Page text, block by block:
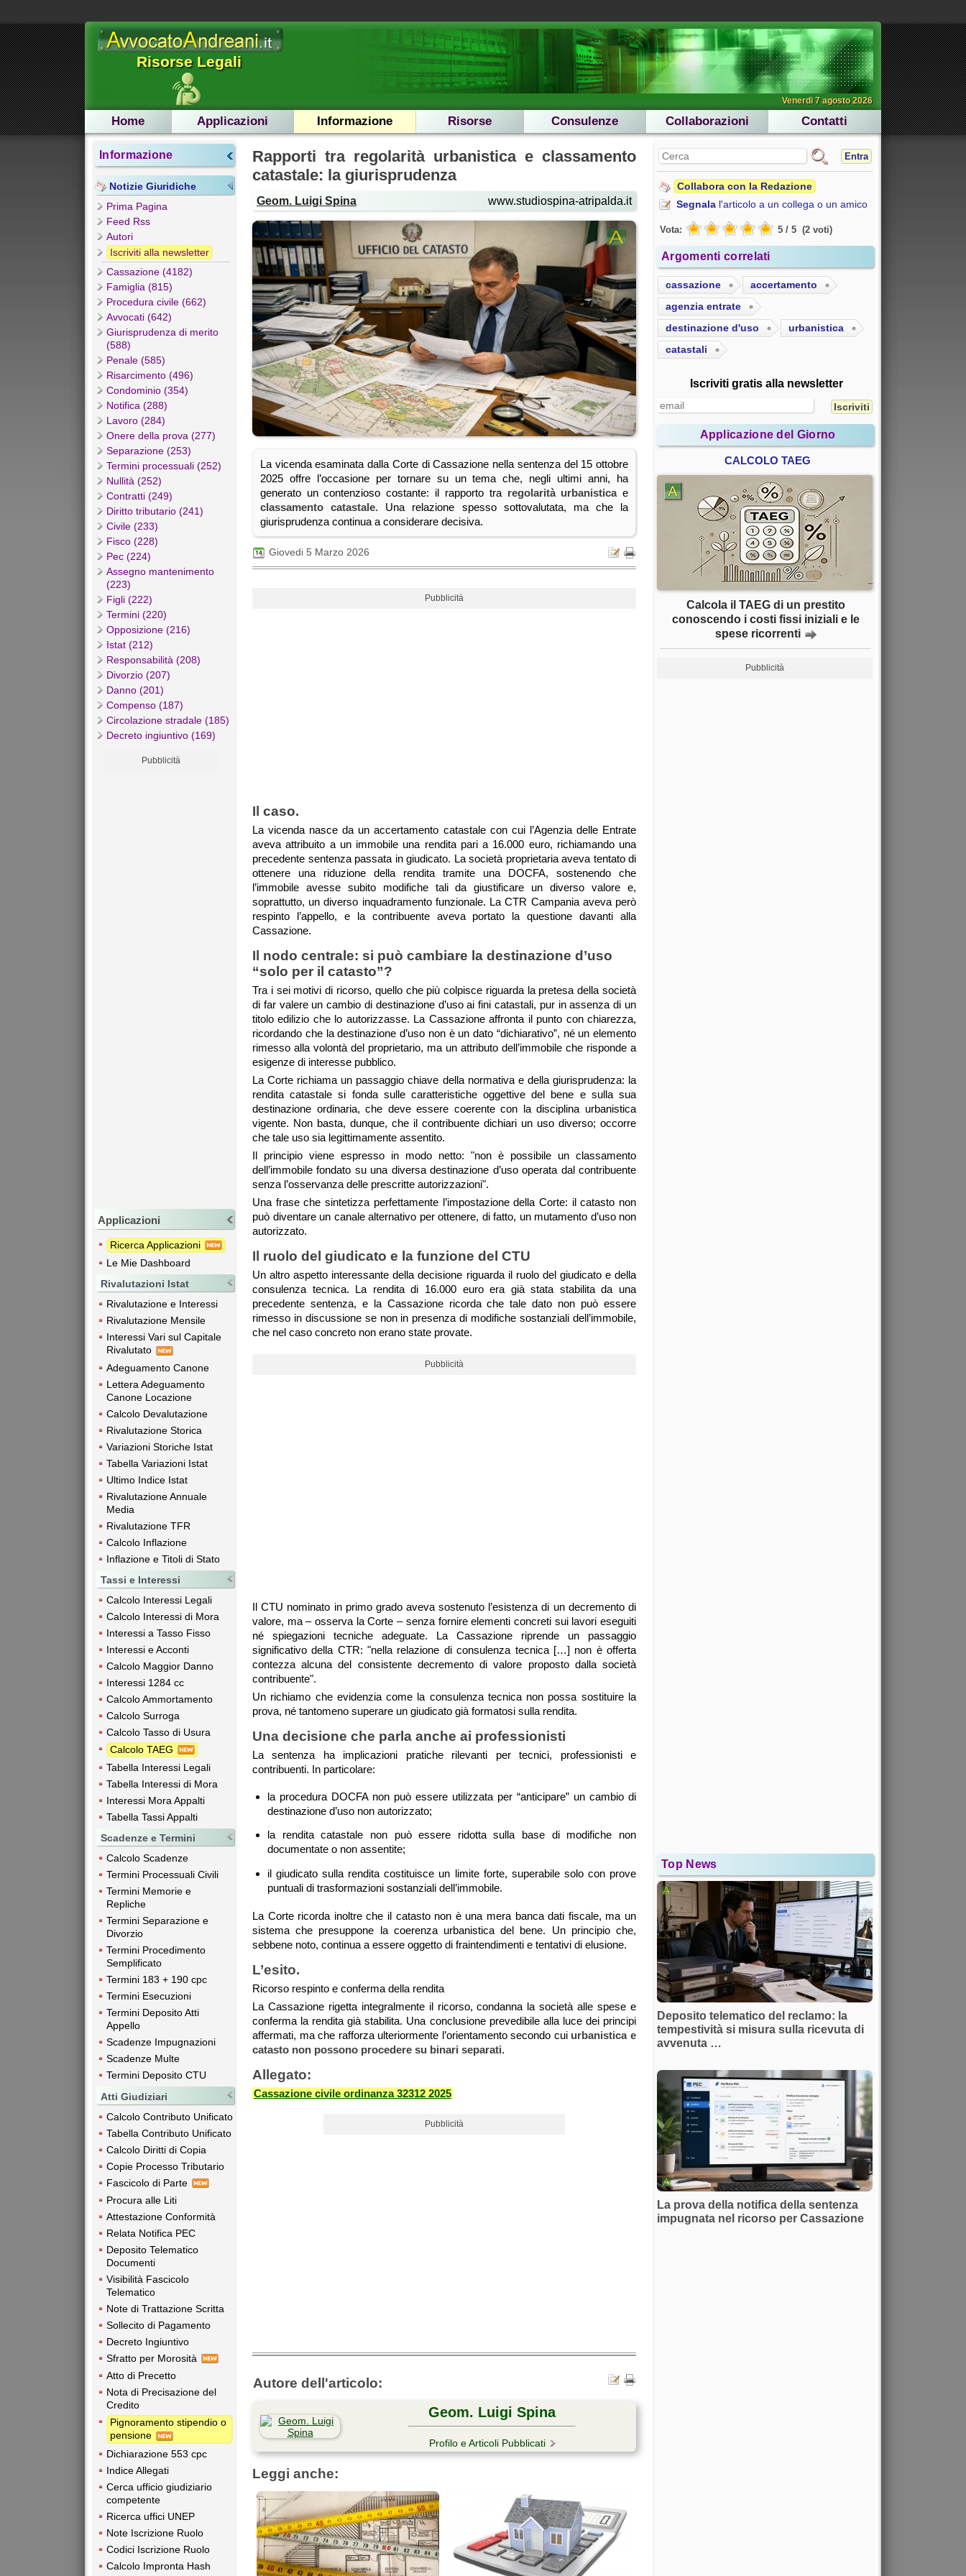
Risorse Legali
Venerdi 7 agosto 2026
Home Applicazioni Informazione Risorse Consulenze Collaborazioni Contatti
Informazione
Notizie Giuridiche
Prima Pagina
Feed Rss
Autori
Iscriviti alla newsletter
Cassazione (4182)
Famiglia (815)
Procedura civile (662)
Avvocati (642)
Giurisprudenza di merito
(588)
Penale (585)
Risarcimento (496)
Condominio (354)
Notifica (288)
Lavoro (284)
Onere della prova (277)
Separazione (253)
Termini processuali (252)
Nullità (252)
Contratti (249)
Diritto tributario (241)
Civile (233)
Fisco (228)
Pec (224)
Assegno mantenimento
(223)
Figli (222)
Termini (220)
Opposizione (216)
Istat (212)
Responsabilità (208)
Divorzio (207)
Danno (201)
Compenso (187)
Circolazione stradale (185)
Decreto ingiuntivo (169)
Pubblicità
Applicazioni
Ricerca Applicazioni
Le Mie Dashboard
Rivalutazioni Istat
Rivalutazione e Interessi
Rivalutazione Mensile
Interessi Vari sul Capitale
Rivalutato
Adeguamento Canone
Lettera Adeguamento
Canone Locazione
Calcolo Devalutazione
Rivalutazione Storica
Variazioni Storiche Istat
Tabella Variazioni Istat
Ultimo Indice Istat
Rivalutazione Annuale
Media
Rivalutazione TFR
Calcolo Inflazione
Inflazione e Titoli di Stato
Tassi e Interessi
Calcolo Interessi Legali
Calcolo Interessi di Mora
Interessi a Tasso Fisso
Interessi e Acconti
Calcolo Maggior Danno
Interessi 1284 cc
Calcolo Ammortamento
Calcolo Surroga
Calcolo Tasso di Usura
Calcolo TAEG
Tabella Interessi Legali
Tabella Interessi di Mora
Interessi Mora Appalti
Tabella Tassi Appalti
Scadenze e Termini
Calcolo Scadenze
Termini Processuali Civili
Termini Memorie e
Repliche
Termini Separazione e
Divorzio
Termini Procedimento
Semplificato
Termini 183 + 190 cpc
Termini Esecuzioni
Termini Deposito Atti
Appello
Scadenze Impugnazioni
Scadenze Multe
Termini Deposito CTU
Atti Giudiziari
Calcolo Contributo Unificato
Tabella Contributo Unificato
Calcolo Diritti di Copia
Copie Processo Tributario
Fascicolo di Parte
Procura alle Liti
Attestazione Conformità
Relata Notifica PEC
Deposito Telematico
Documenti
Visibilità Fascicolo
Telematico
Note di Trattazione Scritta
Sollecito di Pagamento
Decreto Ingiuntivo
Sfratto per Morosità
Atto di Precetto
Nota di Precisazione del
Credito
Pignoramento stipendio o
pensione
Dichiarazione 553 cpc
Indice Allegati
Cerca ufficio giudiziario
competente
Ricerca uffici UNEP
Note Iscrizione Ruolo
Codici Iscrizione Ruolo
Calcolo Impronta Hash
Rapporti tra regolarità urbanistica e classamento
catastale: la giurisprudenza
Geom. Luigi Spina www.studiospina-atripalda.it
La vicenda esaminata dalla Corte di Cassazione nella sentenza del 15 ottobre
2025 offre l’occasione per tornare su un tema che, negli ultimi anni, ha
generato un contenzioso costante: il rapporto tra regolarità urbanisticae
classamento catastale. Una relazione spesso sottovalutata, ma che la
giurisprudenza continua a considerare decisiva.
Giovedi 5 Marzo 2026
Pubblicità
Il caso.
La vicenda nasce da un accertamento catastale con cui l’Agenzia delle Entrate
aveva attribuito a un immobile una rendita pari a 16.000 euro, richiamando una
precedente sentenza passata in giudicato. La società proprietaria aveva tentato di
ottenere una riduzione della rendita tramite una DOCFA, sostenendo che
l’immobile avesse subito modifiche tali da giustificare un diverso valore e,
soprattutto, un diverso inquadramento funzionale. La CTR Campania aveva però
respinto l’appello, e la contribuente aveva portato la questione davanti alla
Cassazione.
Il nodo centrale: si può cambiare la destinazione d’uso
“solo per il catasto”?
Tra i sei motivi di ricorso, quello che più colpisce riguarda la pretesa della società
di far valere un cambio di destinazione d’uso ai fini catastali, pur in assenza di un
titolo edilizio che lo autorizzasse. La Cassazione affronta il punto con chiarezza,
ricordando che la destinazione d’uso non è un dato “dichiarativo”, né un elemento
rimesso alla volontà del proprietario, ma un attributo dell’immobile che risponde a
esigenze di interesse pubblico.
La Corte richiama un passaggio chiave della normativa e della giurisprudenza: la
rendita catastale si fonda sulle caratteristiche oggettive del bene e sulla sua
destinazione ordinaria, che deve essere coerente con la disciplina urbanistica
vigente. Non basta, dunque, che il contribuente dichiari un uso diverso; occorre
che tale uso sia legittimamente assentito.
Il principio viene espresso in modo netto: "non è possibile un classamento
dell’immobile fondato su una diversa destinazione d’uso operata dal contribuente
senza l’osservanza delle prescritte autorizzazioni".
Una frase che sintetizza perfettamente l’impostazione della Corte: il catasto non
può diventare un canale alternativo per ottenere, di fatto, un mutamento d’uso non
autorizzato.
Il ruolo del giudicato e la funzione del CTU
Un altro aspetto interessante della decisione riguarda il ruolo del giudicato e della
consulenza tecnica. La rendita di 16.000 euro era già stata stabilita da una
precedente sentenza, e la Cassazione ricorda che tale dato non può essere
rimesso in discussione se non in presenza di modifiche sostanziali dell’immobile,
che nel caso concreto non erano state provate.
Pubblicità
Il CTU nominato in primo grado aveva sostenuto l’esistenza di un decremento di
valore, ma – osserva la Corte – senza fornire elementi concreti sui lavori eseguiti
né spiegazioni tecniche adeguate. La Cassazione riprende un passaggio
significativo della CTR: "nella relazione di consulenza tecnica […] non è offerta
contezza alcuna del consistente decremento di valore proposto dalla società
contribuente".
Un richiamo che evidenzia come la consulenza tecnica non possa sostituire la
prova, né tantomeno superare un giudicato già formatosi sulla rendita.
Una decisione che parla anche ai professionisti
La sentenza ha implicazioni pratiche rilevanti per tecnici, professionisti e
contribuenti. In particolare:
la procedura DOCFA non può essere utilizzata per “anticipare” un cambio di
destinazione d’uso non autorizzato;
la rendita catastale non può essere ridotta sulla base di modifiche non
documentate o non assentite;
il giudicato sulla rendita costituisce un limite forte, superabile solo con prove
puntuali di trasformazioni sostanziali dell’immobile.
La Corte ricorda inoltre che il catasto non è una mera banca dati fiscale, ma un
sistema che presuppone la coerenza urbanistica del bene. Un principio che,
sebbene noto, continua a essere oggetto di fraintendimenti e tentativi di elusione.
L’esito.
Ricorso respinto e conferma della rendita
La Cassazione rigetta integralmente il ricorso, condanna la società alle spese e
conferma la rendita già stabilita. Una conclusione prevedibile alla luce dei principi
affermati, ma che rafforza ulteriormente l’orientamento secondo cui urbanistica e
catasto non possono procedere su binari separati.
Allegato:
Cassazione civile ordinanza 32312 2025
Pubblicità
Autore dell'articolo:
Geom. Luigi Spina
Profilo e Articoli Pubblicati
Leggi anche:
Entra
Collabora con la Redazione
Segnala l'articolo a un collega o un amico
Vota: 5 / 5 (2 voti)
Argomenti correlati
cassazione
accertamento
agenzia entrate
destinazione d'uso
urbanistica
catastali
Iscriviti gratis alla newsletter
Applicazione del Giorno
CALCOLO TAEG
Calcola il TAEG di un prestito
conoscendo i costi fissi iniziali e le
spese ricorrenti
Pubblicità
Top News
Deposito telematico del reclamo: la
tempestività si misura sulla ricevuta di
avvenuta …
La prova della notifica della sentenza
impugnata nel ricorso per Cassazione